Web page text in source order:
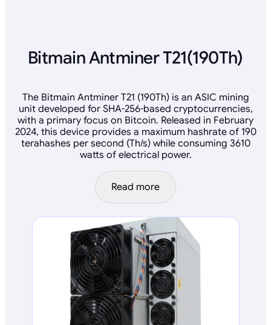
Bitmain Antminer T21(190Th)
The Bitmain Antminer T21 (190Th) is an ASIC mining
unit developed for SHA-256-based cryptocurrencies,
with a primary focus on Bitcoin. Released in February
2024, this device provides a maximum hashrate of 190
terahashes per second (Th/s) while consuming 3610
watts of electrical power.
Read more